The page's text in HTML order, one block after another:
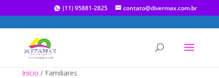
(11) 95881-2825 contato@divermax.com.br
Início / Familiares